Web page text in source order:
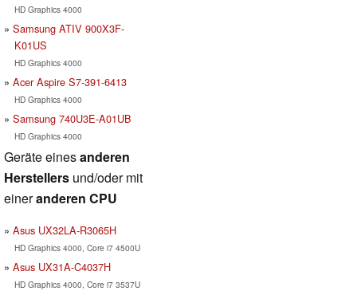
HD Graphics 4000
Samsung ATIV 900X3F-
K01US
HD Graphics 4000
Acer Aspire S7-391-6413
HD Graphics 4000
Samsung 740U3E-A01UB
HD Graphics 4000
Geräte einesanderen
Herstellers und/oder mit
eineranderen CPU
Asus UX32LA-R3065H
HD Graphics 4000, Core i7 4500U
Asus UX31A-C4037H
HD Graphics 4000, Core i7 3537U